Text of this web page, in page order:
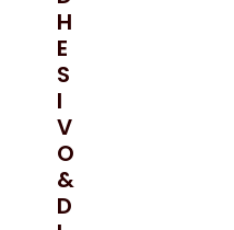
H
E
S
I
V
O
&
D